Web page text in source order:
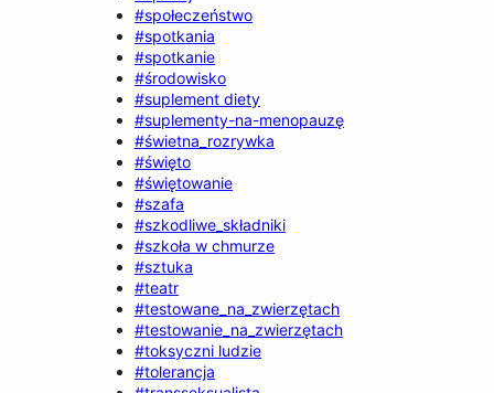
#społeczeństwo
#spotkania
#spotkanie
#środowisko
#suplement diety
#suplementy-na-menopauzę
#świetna_rozrywka
#święto
#świętowanie
#szafa
#szkodliwe_składniki
#szkoła w chmurze
#sztuka
#teatr
#testowane_na_zwierzętach
#testowanie_na_zwierzętach
#toksyczni ludzie
#tolerancja